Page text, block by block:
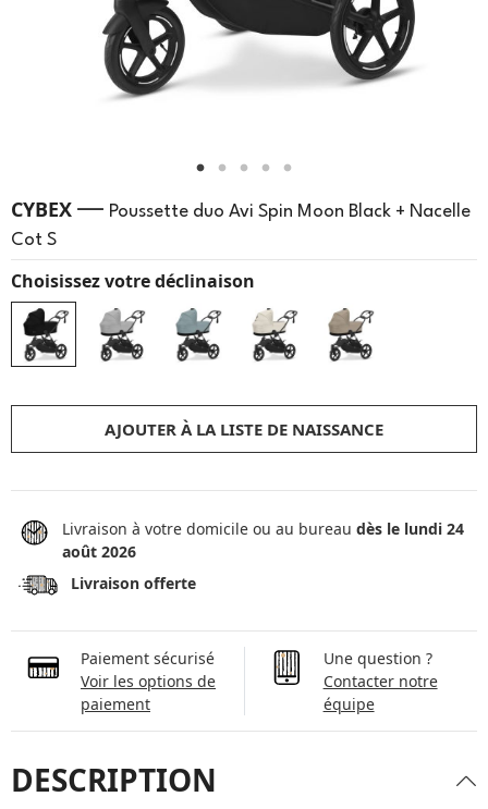
CYBEX — Poussette duo Avi Spin Moon Black + Nacelle
Cot S
Choisissez votre déclinaison
AJOUTER À LA LISTE DE NAISSANCE
Livraison à votre domicile ou au bureaudès le lundi 24
août 2026
Livraison offerte
Paiement sécurisé
Voir les options de
paiement
Une question ?
Contacter notre
équipe
DESCRIPTION